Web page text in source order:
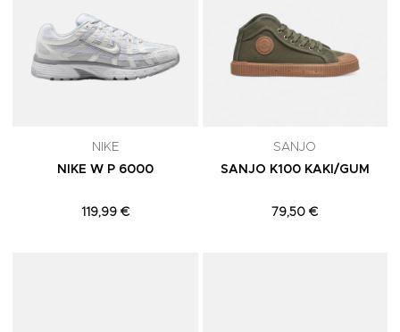
NIKE
NIKE W P 6000
119,99 €
SANJO
SANJO K100 KAKI/GUM
79,50 €